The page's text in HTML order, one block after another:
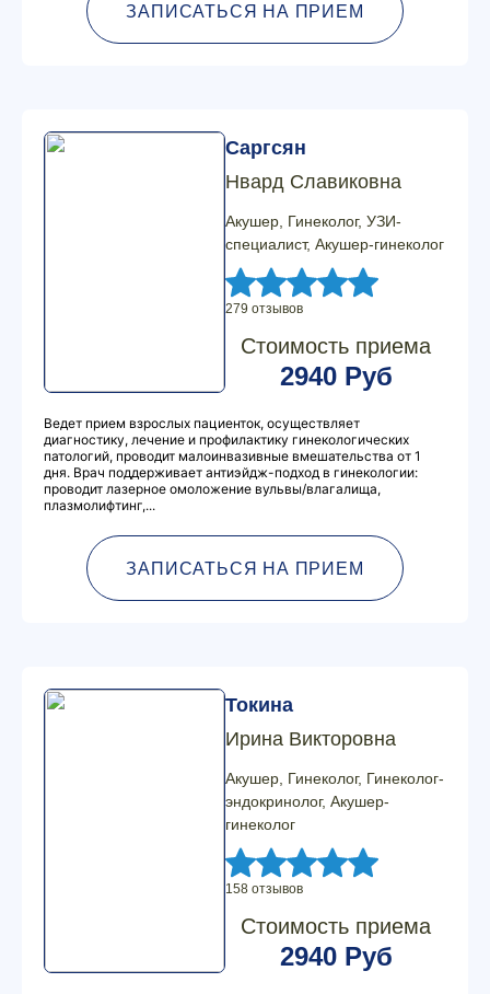
ЗАПИСАТЬСЯ НА ПРИЕМ
Саргсян
Нвард Славиковна
Акушер, Гинеколог, УЗИ-
специалист, Акушер-гинеколог
279 отзывов
Стоимость приема
2940 Руб
Ведет прием взрослых пациенток, осуществляет
диагностику, лечение и профилактику гинекологических
патологий, проводит малоинвазивные вмешательства от 1
дня. Врач поддерживает антиэйдж-подход в гинекологии:
проводит лазерное омоложение вульвы/влагалища,
плазмолифтинг,...
ЗАПИСАТЬСЯ НА ПРИЕМ
Токина
Ирина Викторовна
Акушер, Гинеколог, Гинеколог-
эндокринолог, Акушер-
гинеколог
158 отзывов
Стоимость приема
2940 Руб